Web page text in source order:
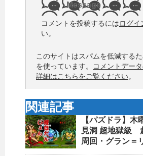
Message
コメントを投稿するにはログイ
い。
このサイトはスパムを低減する
を使っています。
コメントデー
詳細はこちらをご覧ください。
関連記事
【パズドラ】木
見洞 超地獄級
周回・グラン＝